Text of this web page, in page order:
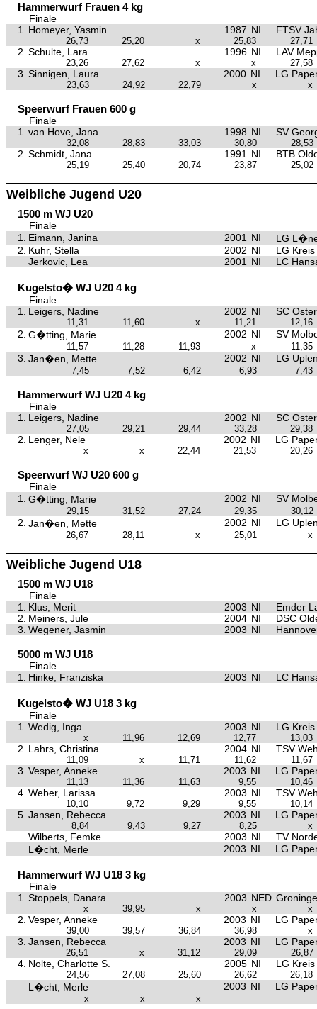
Hammerwurf Frauen 4 kg
Finale
1.
Homeyer, Yasmin 1987 NI FTSV
26,73 25,20 x 25,83 27,71
2. Schulte, Lara 1996 NI LAV
23,26 27,62 x x 27,58
3. Sinnigen, Laura 2000 NI LG
23,63 24,92 22,79 x x
Speerwurf Frauen 600 g
Finale
1.
van Hove, Jana 1998 NI SV
32,08 28,83 33,03 30,80 28,53
2. Schmidt, Jana 1991 NI BTB
25,19 25,40 20,74 23,87 25,02
Weibliche Jugend U20
1500 m WJ U20
Finale
1.
Eimann, Janina 2001 NI
LG
2. Kuhr, Stella 2002 NI
LG
Jerkovic, Lea
2001 NI LC
Kugelsto� WJ U20 4 kg
Finale
1.
Leigers, Nadine 2002 NI SC
11,31 11,60 x 11,21 12,16
2. G�tting, Marie 2002 NI SV
11,57 11,28 11,93 x 11,35
3. Jan�en, Mette 2002 NI LG
7,45 7,52 6,42 6,93 7,43
Hammerwurf WJ U20 4 kg
Finale
1.
Leigers, Nadine 2002 NI SC
27,05 29,21 29,44 33,28 29,38
2. Lenger, Nele 2002 NI LG
x x 22,44 21,53 20,26
Speerwurf WJ U20 600 g
Finale
1.
G�tting, Marie 2002 NI SV
29,15 31,52 27,24 29,35 30,12
2. Jan�en, Mette 2002 NI LG
26,67 28,11 x 25,01 x
Weibliche Jugend U18
1500 m WJ U18
Finale
1.
Klus, Merit 2003 NI
Emder
2. Meiners, Jule 2004 NI
DSC
3. Wegener, Jasmin 2003 NI
5000 m WJ U18
Finale
1.
Hinke, Franziska 2003 NI LC
Kugelsto� WJ U18 3 kg
Finale
1.
Wedig, Inga 2003 NI LG
x 11,96 12,69 12,77 13,03
2. Lahrs, Christina 2004 NI TSV
11,09 x 11,71 11,62 11,67
3. Vesper, Anneke 2003 NI LG
11,13 11,36 11,63 9,55 10,46
4. Weber, Larissa 2003 NI TSV
10,10 9,72 9,29 9,55 10,14
5. Jansen, Rebecca 2003 NI LG
8,84 9,43 9,27 8,25 x
Wilberts, Femke 2003 NI
TV
L�cht, Merle
2003 NI LG
Hammerwurf WJ U18 3 kg
Finale
1.
Stoppels, Danara 2003 NED
x 39,95 x x x
2. Vesper, Anneke 2003 NI LG
39,00 39,57 36,84 36,98 x
3. Jansen, Rebecca 2003 NI LG
26,51 x 31,12 29,09 26,87
4. Nolte, Charlotte S. 2005 NI LG
24,56 27,08 25,60 26,62 26,18
L�cht, Merle 2003 NI LG
x x x